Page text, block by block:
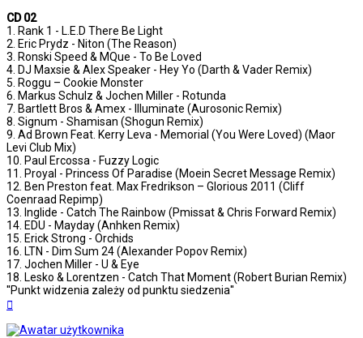
CD 02
1. Rank 1 - L.E.D There Be Light
2. Eric Prydz - Niton (The Reason)
3. Ronski Speed & MQue - To Be Loved
4. DJ Maxsie & Alex Speaker - Hey Yo (Darth & Vader Remix)
5. Roggu – Cookie Monster
6. Markus Schulz & Jochen Miller - Rotunda
7. Bartlett Bros & Amex - Illuminate (Aurosonic Remix)
8. Signum - Shamisan (Shogun Remix)
9. Ad Brown Feat. Kerry Leva - Memorial (You Were Loved) (Maor
Levi Club Mix)
10. Paul Ercossa - Fuzzy Logic
11. Proyal - Princess Of Paradise (Moein Secret Message Remix)
12. Ben Preston feat. Max Fredrikson – Glorious 2011 (Cliff
Coenraad Repimp)
13. Inglide - Catch The Rainbow (Pmissat & Chris Forward Remix)
14. EDU - Mayday (Anhken Remix)
15. Erick Strong - Orchids
16. LTN - Dim Sum 24 (Alexander Popov Remix)
17. Jochen Miller - U & Eye
18. Lesko & Lorentzen - Catch That Moment (Robert Burian Remix)
''Punkt widzenia zależy od punktu siedzenia''